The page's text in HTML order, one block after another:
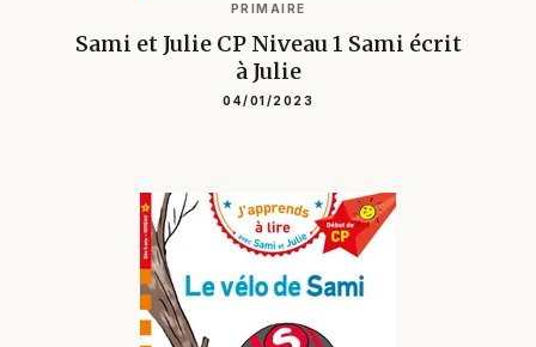
PRIMAIRE
Sami et Julie CP Niveau 1 Sami écrit
à Julie
04/01/2023